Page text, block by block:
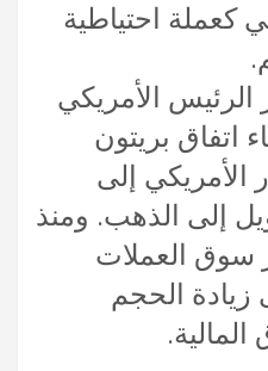
كعملة احتياطية
1971، قرر الرئيس الأمريكي
اتفاق بريتون
الأمريكي إلى
إلى الذهب. ومنذ
سوق العملات
زيادة الحجم